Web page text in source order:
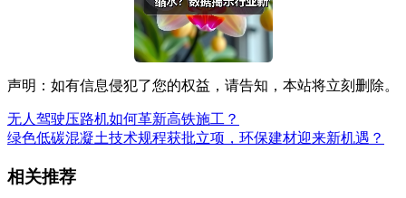
声明：如有信息侵犯了您的权益，请告知，本站将立刻删除。
无人驾驶压路机如何革新高铁施工？
绿色低碳混凝土技术规程获批立项，环保建材迎来新机遇？
相关推荐